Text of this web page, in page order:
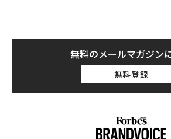
無料のメールマガジン
無料登録